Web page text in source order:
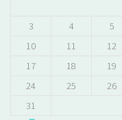
3
4 5
10
11 12
17
18 19
24
25 26
31